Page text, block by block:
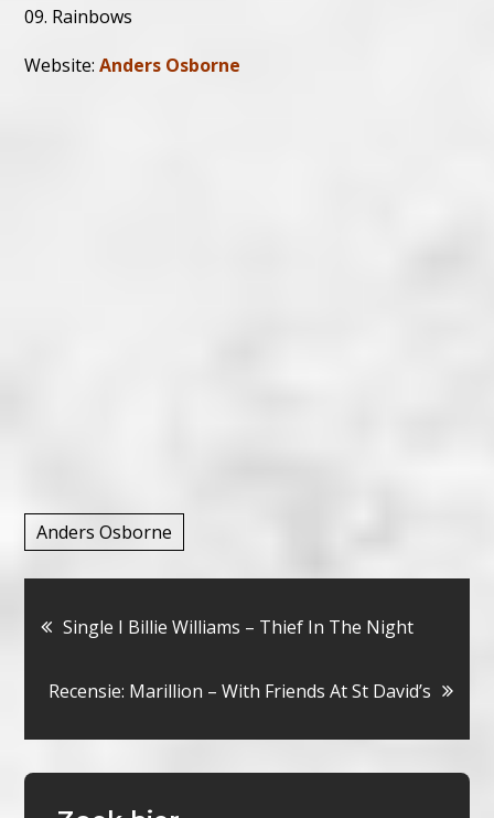
09. Rainbows
Website:Anders Osborne
Anders Osborne
Bericht
navigatie
Single I Billie Williams – Thief In The Night
Recensie: Marillion – With Friends At St David’s